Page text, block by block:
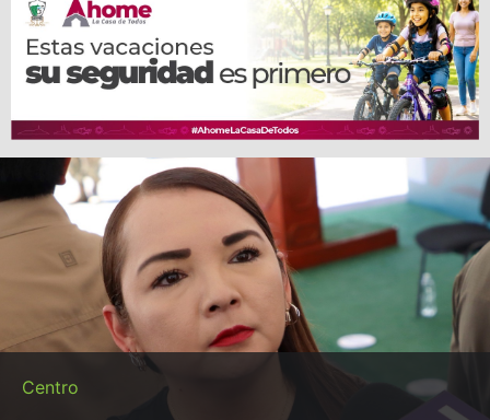
Centro